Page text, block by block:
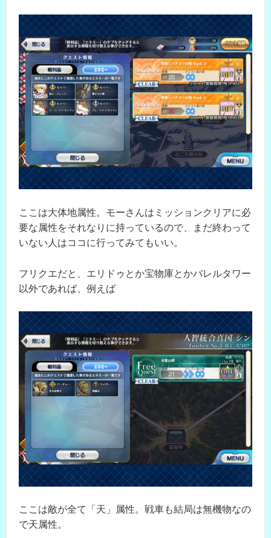
ここは大体地属性。モーさんはミッションクリアに必
要な属性をそれなりに持っているので、まだ終わって
いない人はココに行ってみてもいい。
フリクエだと、エリドゥとか宝物庫とかバレルタワー
以外であれば、例えば
ここは敵が全て「天」属性。戦車も結局は無機物なの
で天属性。